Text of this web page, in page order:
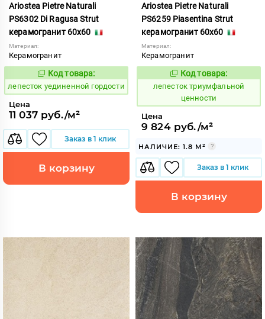
Ariostea Pietre Naturali
PS6302 Di Ragusa Strut
керамогранит 60x60
Материал:
Керамогранит
872893
Код товара:
лепесток уединенной гордости
Цена
11 037 руб./м²
Заказ в 1 клик
В корзину
Ariostea Pietre Naturali
PS6259 Piasentina Strut
керамогранит 60x60
Материал:
Керамогранит
872492
Код товара:
лепесток триумфальной
ценности
Цена
9 824 руб./м²
НАЛИЧИЕ: 1.8 М²
Заказ в 1 клик
В корзину